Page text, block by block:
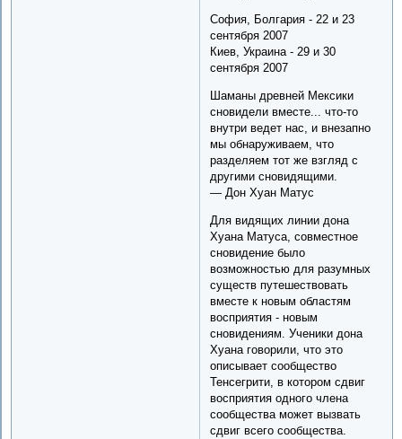
София, Болгария - 22 и 23
сентября 2007
Киев, Украина - 29 и 30
сентября 2007
Шаманы древней Мексики
сновидели вместе... что-то
внутри ведет нас, и внезапно
мы обнаруживаем, что
разделяем тот же взгляд с
другими сновидящими.
— Дон Хуан Матус
Для видящих линии дона
Хуана Матуса, совместное
сновидение было
возможностью для разумных
существ путешествовать
вместе к новым областям
восприятия - новым
сновидениям. Ученики дона
Хуана говорили, что это
описывает сообщество
Тенсегрити, в котором сдвиг
восприятия одного члена
сообщества может вызвать
сдвиг всего сообщества.